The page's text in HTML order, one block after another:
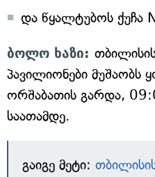
და წყალტუბოს ქუჩა
ბოლო ხაზი:
პავილიონები მუშაობს
ორშაბათის გარდა,
საათამდე.
გაიგე მეტი: